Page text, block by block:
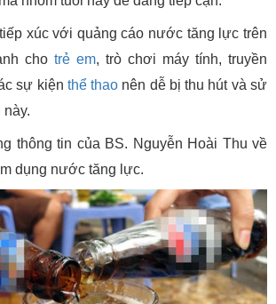
xúc với quảng cáo nước tăng lực trên
cho trẻ em, trò chơi máy tính, truyền
sự kiện thể thao nên dễ bị thu hút và sử
thông tin của BS. Nguyễn Hoài Thu về
dụng nước tăng lực.